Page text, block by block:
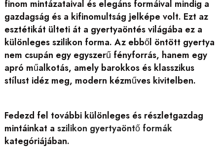
finom mintázataival és elegáns formáival mindig a
gazdagság és a kifinomultság jelképe volt. Ezt az
esztétikát ülteti át a gyertyaöntés világába ez a
különleges szilikon forma. Az ebből öntött gyertya
nem csupán egy egyszerű fényforrás, hanem egy
apró műalkotás, amely barokkos és klasszikus
stílust idéz meg, modern kézműves kivitelben.
Fedezd fel további különleges és részletgazdag
mintáinkat a szilikon gyertyaöntő formák
kategóriájában.